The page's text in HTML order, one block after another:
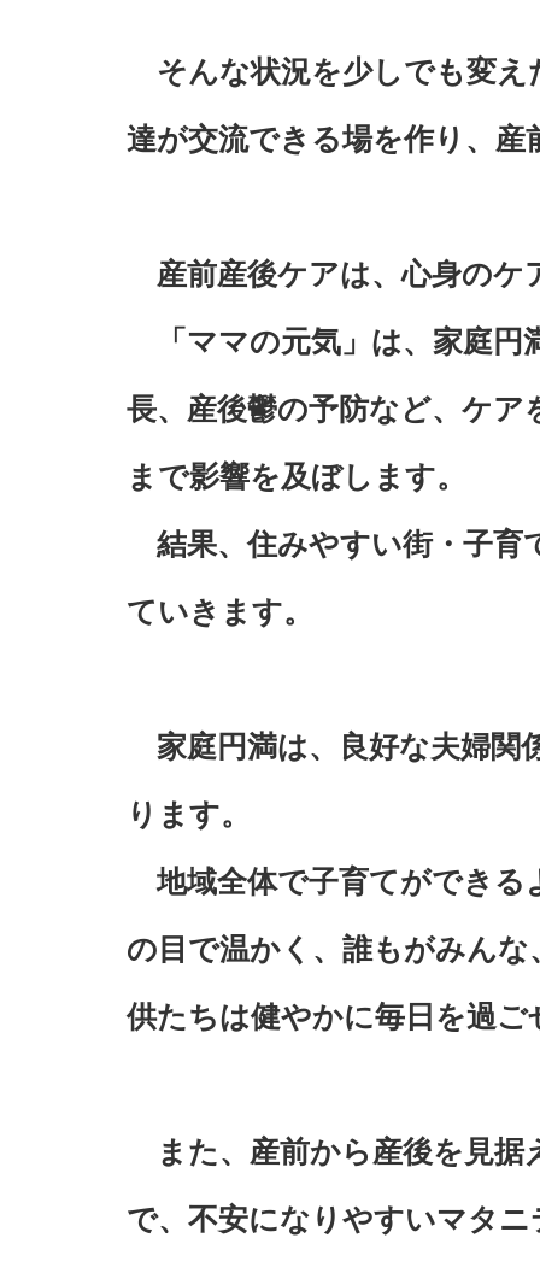
そんな状況を少しでも変え
達が交流できる場を作り、
産前産後ケアは、心身のケ
「ママの元気」は、家庭円
長、産後鬱の予防など、ケ
まで影響を及ぼします。
結果、住みやすい街・子育
ていきます。
家庭円満は、良好な夫婦関
ります。
地域全体で子育てができる
の目で温かく、誰もがみん
供たちは健やかに毎日を過ご
また、産前から産後を見据
で、不安になりやすいマタ